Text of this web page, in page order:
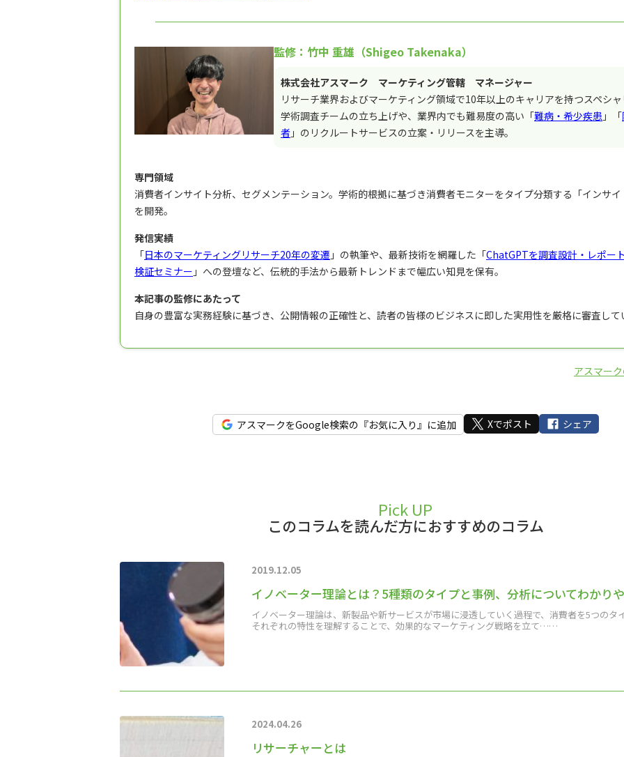
監修：竹中 重雄（Shigeo Takenaka）
株式会社アスマーク マーケティング管轄 マネージャー
リサーチ業界およびマーケティング領域で10年以上のキャリアを持つスペシャ
学術調査チームの立ち上げや、業界内でも難易度の高い「難病・希少疾患 」「
者 」のリクルートサービスの立案・リリースを主導。
専門領域
消費者インサイト分析、セグメンテーション。学術的根拠に基づき消費者モニターをタイプ分類する「インサイ
を開発。
発信実績
「日本のマーケティングリサーチ20年の変遷 」の執筆や、最新技術を網羅した「ChatGPTを調査設計・レポー
検証セミナー 」への登壇など、伝統的手法から最新トレンドまで幅広い知見を保有。
本記事の監修にあたって
自身の豊富な実務経験に基づき、公開情報の正確性と、読者の皆様のビジネスに即した実用性を厳格に審査して
アスマー
アスマークをGoogle検索の『お気に入り』に追加 Xでポスト シェア
Pick UP
このコラムを読んだ方におすすめのコラム
2019.12.05
イノベーター理論とは？5種類のタイプと事例、分析についてわかり
イノベーター理論は、新製品や新サービスが市場に浸透していく過程で、消費者を5つのタ
それぞれの特性を理解することで、効果的なマーケティング戦略を立て……
2024.04.26
リサーチャーとは